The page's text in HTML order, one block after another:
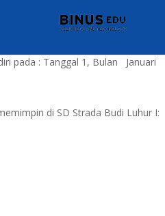
pada : Tanggal 1, Bulan Januari
di SD Strada Budi Luhur I: